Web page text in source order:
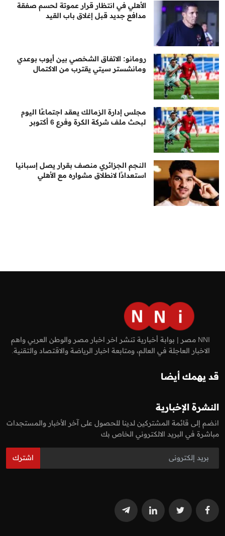
الأهلي في انتظار قرار عموتة لحسم صفقة
مدافع جديد قبل إغلاق باب القيد
رومانو: الاتفاق الشخصي بين أيوب بوعدي
ومانشستر سيتي يقترب من الاكتمال
مجلس إدارة الزمالك يعقد اجتماعًا اليوم
لبحث ملف شركة الكرة وفرع 6 أكتوبر
النجم الجزائري منصف بقرار يصل إسبانيا
استعدادًا لانطلاق مشواره مع الأهلي
NNI مصر | بوابة أخبارية تنشر اخر اخبار مصر والوطن العربي واهم
الاخبار العاجلة في العالم، ومتابعة اخبار الرياضة والاقتصاد والتقنية.
قد يهمك أيضا
النشرة الإخبارية
انضم إلى قائمة المشتركين لدينا للحصول على آخر الأخبار والمستجدات
مباشرة في البريد الالكتروني الخاص بك
اشترك